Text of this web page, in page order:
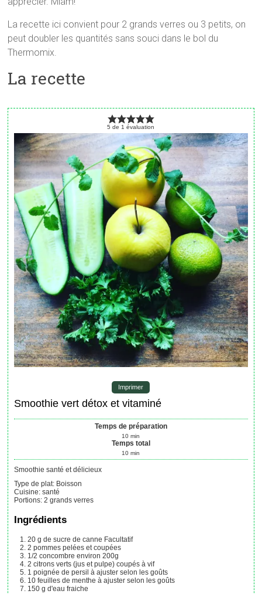
La recette ici convient pour 2 grands verres ou 3 petits, on
peut doubler les quantités sans souci dans le bol du
Thermomix.
La recette
5 de 1 évaluation
Imprimer
Smoothie vert détox et vitaminé
Temps de préparation
10 min
Temps total
10 min
Smoothie santé et délicieux
Type de plat: Boisson
Cuisine: santé
Portions:2 grands verres
Ingrédients
20 g de sucre de canne Facultatif
2 pommespelées et coupées
1/2 concombre environ 200g
2 citrons verts (jus et pulpe) coupés à vif
1 poignée de persil à ajuster selon les goûts
10 feuilles de menthe à ajuster selon les goûts
150 g d'eau fraiche